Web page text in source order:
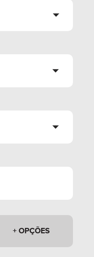
+ OPÇÕES